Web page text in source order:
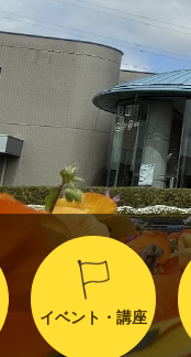
イベント・講座